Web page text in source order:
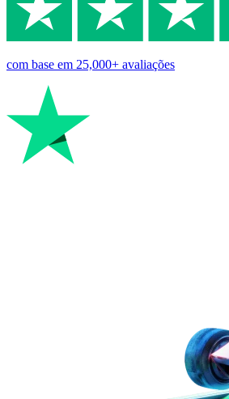
com base em 25,000+ avaliações